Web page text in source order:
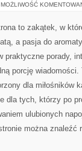
MOŻLIWOŚĆ
to zakątek, w
a pasja do
praktyczne porady,
porcję wiadomości.
dla miłośników
dla tych, którzy po
ulubionych
można znaleźć